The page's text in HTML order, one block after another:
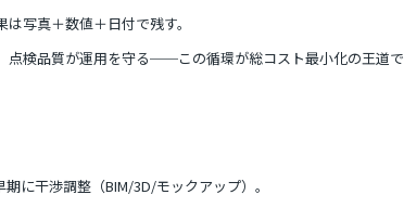
写真＋数値＋日付で残す。
点検品質が運用を守る──この循環が総コスト最小化の王道で
に干渉調整（BIM/3D/モックアップ）。